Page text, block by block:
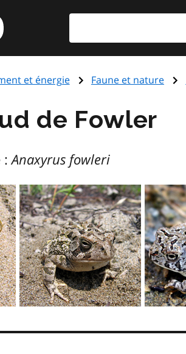
et énergie Faune et nature
de Fowler
:Anaxyrus fowleri